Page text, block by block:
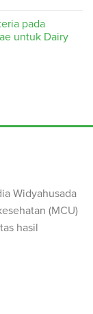
pada
untuk Dairy
Widyahusada
(MCU)
hasil